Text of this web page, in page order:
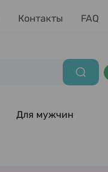
Контакты FAQ
Для мужчин